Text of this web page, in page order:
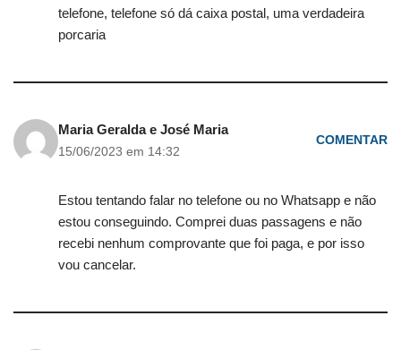
telefone, telefone só dá caixa postal, uma verdadeira
porcaria
Maria Geralda e José Maria
15/06/2023 em 14:32
COMENTAR
Estou tentando falar no telefone ou no Whatsapp e não
estou conseguindo. Comprei duas passagens e não
recebi nenhum comprovante que foi paga, e por isso
vou cancelar.